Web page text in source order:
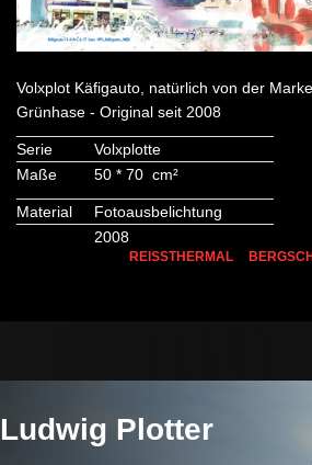
Volxplot Käfigauto, natürlich von der
Grünhase - Original seit 2008
Serie
Volxplotte
Maße
50 * 70 cm²
Material
Fotoausbelichtung
2008
REISSTHERMAL
Ludwig Plotter